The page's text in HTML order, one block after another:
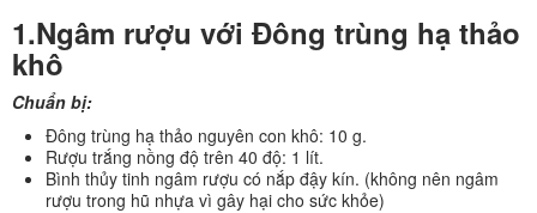
1.Ngâm rượu với Đông trùng hạ thảo
khô
Chuẩn bị:
Đông trùng hạ thảo nguyên con khô: 10 g.
Rượu trắng nồng độ trên 40 độ: 1 lít.
Bình thủy tinh ngâm rượu có nắp đậy kín. (không nên ngâm
rượu trong hũ nhựa vì gây hại cho sức khỏe)